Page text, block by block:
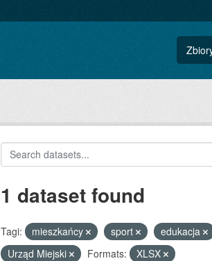
1 dataset found
Tagi: mieszkańcy sport edukacja
Urząd Miejski
Formats: XLSX